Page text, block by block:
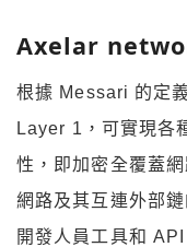
Axelar
根據 Messari 的定
Layer 1，可實現各
性，即加密全覆蓋
網路及其互連外部
開發人員工具和